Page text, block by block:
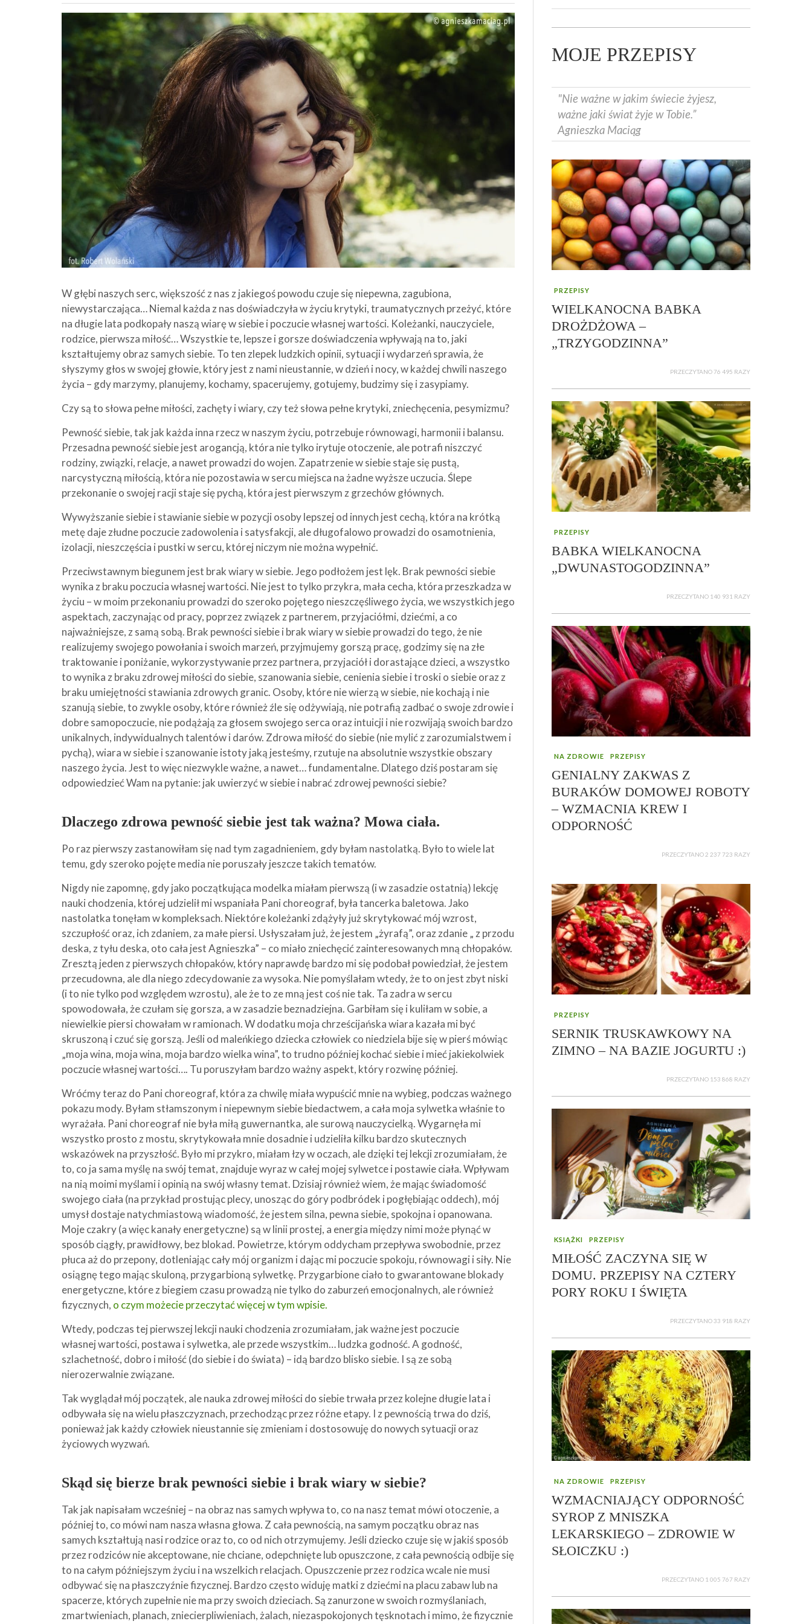
W głębi naszych serc, większość z nas z jakiegoś powodu czuje się niepewna, zagubiona,
niewystarczająca… Niemal każda z nas doświadczyła w życiu krytyki, traumatycznych przeżyć, które
na długie lata podkopały naszą wiarę w siebie i poczucie własnej wartości. Koleżanki, nauczyciele,
rodzice, pierwsza miłość… Wszystkie te, lepsze i gorsze doświadczenia wpływają na to, jaki
kształtujemy obraz samych siebie. To ten zlepek ludzkich opinii, sytuacji i wydarzeń sprawia, że
słyszymy głos w swojej głowie, który jest z nami nieustannie, w dzień i nocy, w każdej chwili naszego
życia – gdy marzymy, planujemy, kochamy, spacerujemy, gotujemy, budzimy się i zasypiamy.
Czy są to słowa pełne miłości, zachęty i wiary, czy też słowa pełne krytyki, zniechęcenia, pesymizmu?
Pewność siebie, tak jak każda inna rzecz w naszym życiu, potrzebuje równowagi, harmonii i balansu.
Przesadna pewność siebie jest arogancją, która nie tylko irytuje otoczenie, ale potrafi niszczyć
rodziny, związki, relacje, a nawet prowadzi do wojen. Zapatrzenie w siebie staje się pustą,
narcystyczną miłością, która nie pozostawia w sercu miejsca na żadne wyższe uczucia. Ślepe
przekonanie o swojej racji staje się pychą, która jest pierwszym z grzechów głównych.
Wywyższanie siebie i stawianie siebie w pozycji osoby lepszej od innych jest cechą, która na krótką
metę daje złudne poczucie zadowolenia i satysfakcji, ale długofalowo prowadzi do osamotnienia,
izolacji, nieszczęścia i pustki w sercu, której niczym nie można wypełnić.
Przeciwstawnym biegunem jest brak wiary w siebie. Jego podłożem jest lęk. Brak pewności siebie
wynika z braku poczucia własnej wartości. Nie jest to tylko przykra, mała cecha, która przeszkadza w
życiu – w moim przekonaniu prowadzi do szeroko pojętego nieszczęśliwego życia, we wszystkich jego
aspektach, zaczynając od pracy, poprzez związek z partnerem, przyjaciółmi, dziećmi, a co
najważniejsze, z samą sobą. Brak pewności siebie i brak wiary w siebie prowadzi do tego, że nie
realizujemy swojego powołania i swoich marzeń, przyjmujemy gorszą pracę, godzimy się na złe
traktowanie i poniżanie, wykorzystywanie przez partnera, przyjaciół i dorastające dzieci, a wszystko
to wynika z braku zdrowej miłości do siebie, szanowania siebie, cenienia siebie i troski o siebie oraz z
braku umiejętności stawiania zdrowych granic. Osoby, które nie wierzą w siebie, nie kochają i nie
szanują siebie, to zwykle osoby, które również źle się odżywiają, nie potrafią zadbać o swoje zdrowie i
dobre samopoczucie, nie podążają za głosem swojego serca oraz intuicji i nie rozwijają swoich bardzo
unikalnych, indywidualnych talentów i darów. Zdrowa miłość do siebie (nie mylić z zarozumialstwem i
pychą), wiara w siebie i szanowanie istoty jaką jesteśmy, rzutuje na absolutnie wszystkie obszary
naszego życia. Jest to więc niezwykle ważne, a nawet… fundamentalne. Dlatego dziś postaram się
odpowiedzieć Wam na pytanie: jak uwierzyć w siebie i nabrać zdrowej pewności siebie?
Dlaczego zdrowa pewność siebie jest tak ważna? Mowa ciała.
Po raz pierwszy zastanowiłam się nad tym zagadnieniem, gdy byłam nastolatką. Było to wiele lat
temu, gdy szeroko pojęte media nie poruszały jeszcze takich tematów.
Nigdy nie zapomnę, gdy jako początkująca modelka miałam pierwszą (i w zasadzie ostatnią) lekcję
nauki chodzenia, której udzielił mi wspaniała Pani choreograf, była tancerka baletowa. Jako
nastolatka tonęłam w kompleksach. Niektóre koleżanki zdążyły już skrytykować mój wzrost,
szczupłość oraz, ich zdaniem, za małe piersi. Usłyszałam już, że jestem „żyrafą”, oraz zdanie „ z przodu
deska, z tyłu deska, oto cała jest Agnieszka” – co miało zniechęcić zainteresowanych mną chłopaków.
Zresztą jeden z pierwszych chłopaków, który naprawdę bardzo mi się podobał powiedział, że jestem
przecudowna, ale dla niego zdecydowanie za wysoka. Nie pomyślałam wtedy, że to on jest zbyt niski
(i to nie tylko pod względem wzrostu), ale że to ze mną jest coś nie tak. Ta zadra w sercu
spowodowała, że czułam się gorsza, a w zasadzie beznadziejna. Garbiłam się i kuliłam w sobie, a
niewielkie piersi chowałam w ramionach. W dodatku moja chrześcijańska wiara kazała mi być
skruszoną i czuć się gorszą. Jeśli od maleńkiego dziecka człowiek co niedziela bije się w pierś mówiąc
„moja wina, moja wina, moja bardzo wielka wina”, to trudno później kochać siebie i mieć jakiekolwiek
poczucie własnej wartości…. Tu poruszyłam bardzo ważny aspekt, który rozwinę później.
Wróćmy teraz do Pani choreograf, która za chwilę miała wypuścić mnie na wybieg, podczas ważnego
pokazu mody. Byłam stłamszonym i niepewnym siebie biedactwem, a cała moja sylwetka właśnie to
wyrażała. Pani choreograf nie była miłą guwernantka, ale surową nauczycielką. Wygarnęła mi
wszystko prosto z mostu, skrytykowała mnie dosadnie i udzieliła kilku bardzo skutecznych
wskazówek na przyszłość. Było mi przykro, miałam łzy w oczach, ale dzięki tej lekcji zrozumiałam, że
to, co ja sama myślę na swój temat, znajduje wyraz w całej mojej sylwetce i postawie ciała. Wpływam
na nią moimi myślami i opinią na swój własny temat. Dzisiaj również wiem, że mając świadomość
swojego ciała (na przykład prostując plecy, unosząc do góry podbródek i pogłębiając oddech), mój
umysł dostaje natychmiastową wiadomość, że jestem silna, pewna siebie, spokojna i opanowana.
Moje czakry (a więc kanały energetyczne) są w linii prostej, a energia między nimi może płynąć w
sposób ciągły, prawidłowy, bez blokad. Powietrze, którym oddycham przepływa swobodnie, przez
płuca aż do przepony, dotleniając cały mój organizm i dając mi poczucie spokoju, równowagi i siły. Nie
osiągnę tego mając skuloną, przygarbioną sylwetkę. Przygarbione ciało to gwarantowane blokady
energetyczne, które z biegiem czasu prowadzą nie tylko do zaburzeń emocjonalnych, ale również
fizycznych, o czym możecie przeczytać więcej w tym wpisie.
Wtedy, podczas tej pierwszej lekcji nauki chodzenia zrozumiałam, jak ważne jest poczucie
własnej wartości, postawa i sylwetka, ale przede wszystkim… ludzka godność. A godność,
szlachetność, dobro i miłość (do siebie i do świata) – idą bardzo blisko siebie. I są ze sobą
nierozerwalnie związane.
Tak wyglądał mój początek, ale nauka zdrowej miłości do siebie trwała przez kolejne długie lata i
odbywała się na wielu płaszczyznach, przechodząc przez różne etapy. I z pewnością trwa do dziś,
ponieważ jak każdy człowiek nieustannie się zmieniam i dostosowuję do nowych sytuacji oraz
życiowych wyzwań.
Skąd się bierze brak pewności siebie i brak wiary w siebie?
Tak jak napisałam wcześniej – na obraz nas samych wpływa to, co na nasz temat mówi otoczenie, a
później to, co mówi nam nasza własna głowa. Z cała pewnością, na samym początku obraz nas
samych kształtują nasi rodzice oraz to, co od nich otrzymujemy. Jeśli dziecko czuje się w jakiś sposób
przez rodziców nie akceptowane, nie chciane, odepchnięte lub opuszczone, z cała pewnością odbije się
to na całym późniejszym życiu i na wszelkich relacjach. Opuszczenie przez rodzica wcale nie musi
odbywać się na płaszczyźnie fizycznej. Bardzo często widuję matki z dziećmi na placu zabaw lub na
spacerze, których zupełnie nie ma przy swoich dzieciach. Są zanurzone w swoich rozmyślaniach,
zmartwieniach, planach, zniecierpliwieniach, żalach, niezaspokojonych tęsknotach i mimo, że fizycznie
MOJE PRZEPISY
"Nie ważne w jakim świecie żyjesz,
ważne jaki świat żyje w Tobie.”
Agnieszka Maciąg
PRZEPISY
WIELKANOCNA BABKA
DROŻDŻOWA –
„TRZYGODZINNA”
PRZECZYTANO 76 495 RAZY
PRZEPISY
BABKA WIELKANOCNA
„DWUNASTOGODZINNA”
PRZECZYTANO 140 931 RAZY
NA ZDROWIE PRZEPISY
GENIALNY ZAKWAS Z
BURAKÓW DOMOWEJ ROBOTY
– WZMACNIA KREW I
ODPORNOŚĆ
PRZECZYTANO 2 237 723 RAZY
PRZEPISY
SERNIK TRUSKAWKOWY NA
ZIMNO – NA BAZIE JOGURTU :)
PRZECZYTANO 153 868 RAZY
KSIĄŻKI PRZEPISY
MIŁOŚĆ ZACZYNA SIĘ W
DOMU. PRZEPISY NA CZTERY
PORY ROKU I ŚWIĘTA
PRZECZYTANO 33 918 RAZY
NA ZDROWIE PRZEPISY
WZMACNIAJĄCY ODPORNOŚĆ
SYROP Z MNISZKA
LEKARSKIEGO – ZDROWIE W
SŁOICZKU :)
PRZECZYTANO 1 005 767 RAZY